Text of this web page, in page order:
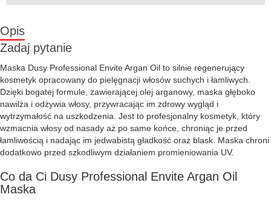
Opis
Zadaj pytanie
Maska Dusy Professional Envite Argan Oil to silnie regenerujący
kosmetyk opracowany do pielęgnacji włosów suchych i łamliwych.
Dzięki bogatej formule, zawierającej olej arganowy, maska głęboko
nawilża i odżywia włosy, przywracając im zdrowy wygląd i
wytrzymałość na uszkodzenia. Jest to profesjonalny kosmetyk, który
wzmacnia włosy od nasady aż po same końce, chroniąc je przed
łamliwością i nadając im jedwabistą gładkość oraz blask. Maska chroni
dodatkowo przed szkodliwym działaniem promieniowania UV.
Co da Ci Dusy Professional Envite Argan Oil
Maska